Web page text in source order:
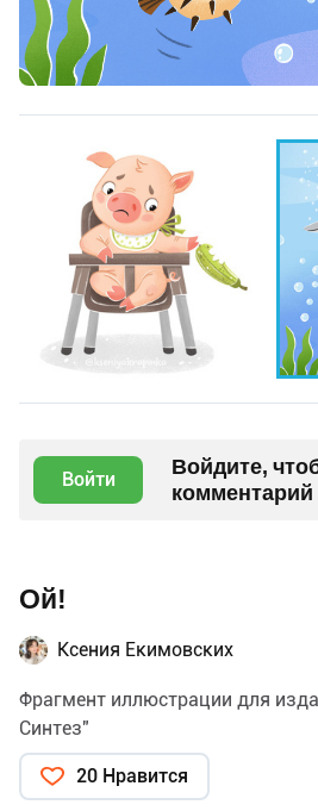
Войти
Войдите,
комментарий
Ой!
Ксения Екимовских
Фрагмент иллюстрации для
Синтез"
20 Нравится